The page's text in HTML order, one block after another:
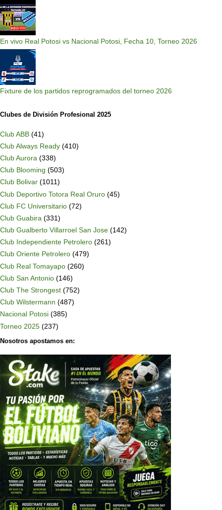
En vivo Real Potosi vs Nacional Potosi, Fecha 10, Torneo 2026
Fixture de los partidos reprogramados del torneo 2026
Clubes de División Profesional 2025
Club ABB (41)
Club Always Ready (410)
Club Aurora (338)
Club Blooming (503)
Club Bolivar (1011)
Club Deportivo Totora Real Oruro (45)
Club FC Universitario (72)
Club Guabira (331)
Club Gualberto Villarroel San Jose (142)
Club Independiente Petrolero (261)
Club Oriente Petrolero (479)
Club Real Tomayapo (260)
Club San Antonio (146)
Club The Strongest (752)
Club Wilstermann (487)
Nacional Potosi (385)
Torneo 2025 (237)
Nosotros apostamos en: